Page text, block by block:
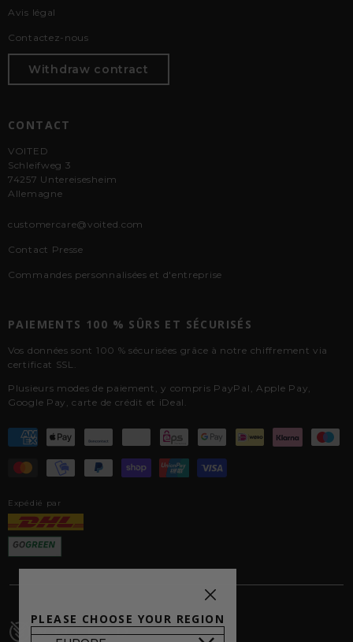
Avis légal
Contactez-nous
Withdraw contract
CONTACT
VOITED
Schleifweg 3
74257 Untereisesheim
Allemagne
customercare@voited.com
Contact Presse
Commandes personnalisées et d'entreprise
PAIEMENTS 100 % SÛRS ET SÉCURISÉS
Vos données sont 100 % sécurisées grâce à notre chiffrement via
certificat SSL.
Plusieurs modes de paiement, y compris PayPal, Apple Pay,
Google Pay, carte de crédit et iDeal.
Expédié par
PLEASE CHOOSE YOUR REGION